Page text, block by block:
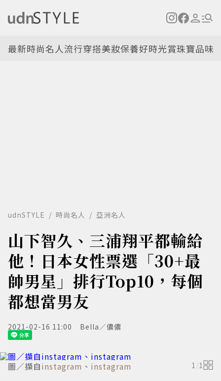
最新時尚名人流行穿搭美妝保養好時光賞珠寶品味
udnSTYLE 時尚名人 亞洲名人
山下智久、三浦翔平都輸給
他！日本女性票選「30+最
帥男星」排行Top10，每個
都想當男友
2021-02-16 11:00 Bella／儂儂
圖／擷自instagram 、 instagram 1/1